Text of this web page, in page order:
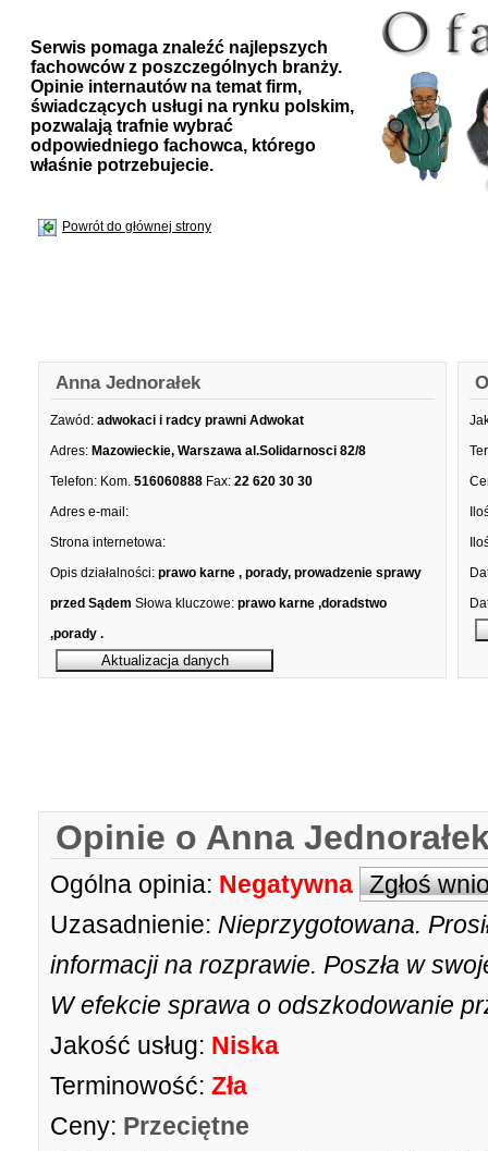
Serwis pomaga znaleźć najlepszych
fachowców z poszczególnych branży.
Opinie internautów na temat firm,
świadczących usługi na rynku polskim,
pozwalają trafnie wybrać
odpowiedniego fachowca, którego
właśnie potrzebujecie.
Powrót do głównej strony
Anna Jednorałek
Zawód: adwokaci i radcy prawni Adwokat
Adres: Mazowieckie, Warszawa al.Solidarnosci 82/8
Telefon: Kom. 516060888 Fax: 22 620 30 30
Adres e-mail:
Strona internetowa:
Opis działalności: prawo karne , porady, prowadzenie sprawy
przed Sądem Słowa kluczowe: prawo karne ,doradstwo
,porady .
Opinie o Anna
Ogólna opinia: Negatywna Zgłoś
Uzasadnienie: Nieprzygotowana.
informacji na rozprawie. Poszła w
W efekcie sprawa o odszkodowanie
Jakość usług: Niska
Terminowość: Zła
Ceny: Przeciętne